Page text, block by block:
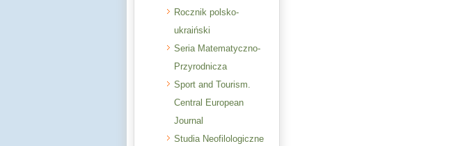
Rocznik polsko-
ukraiński
Seria Matematyczno-
Przyrodnicza
Sport and Tourism.
Central European
Journal
Studia Neofilologiczne